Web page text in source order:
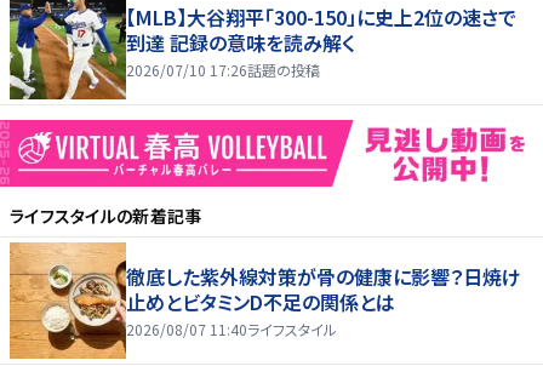
【MLB】大谷翔平「300-150」に史上2位の速さで
到達 記録の意味を読み解く
2026/07/10 17:26話題の投稿
ライフスタイルの新着記事
徹底した紫外線対策が骨の健康に影響？日焼け
止めとビタミンD不足の関係とは
2026/08/07 11:40ライフスタイル